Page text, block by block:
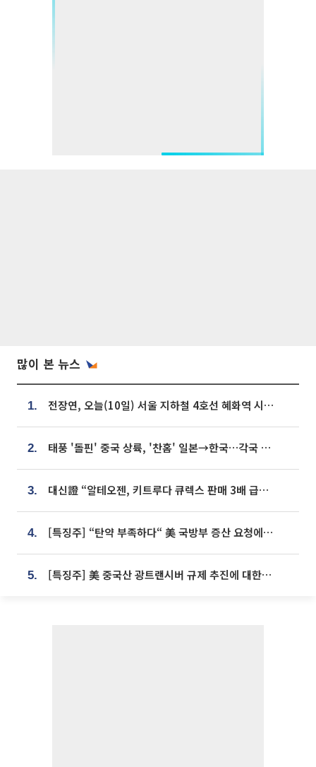
많이 본 뉴스
1. 전장연, 오늘(10일) 서울 지하철 4호선 혜화역 시위…1호선 용산역 무정차
2. 태풍 '돌핀' 중국 상륙, '찬홈' 일본→한국…각국 기상청 예상 경로는?
3. 대신證 “알테오젠, 키트루다 큐렉스 판매 3배 급증…목표가 41만원 상향”
4. [특징주] “탄약 부족하다“ 美 국방부 증산 요청에⋯국내 방산주 급등세
5. [특징주] 美 중국산 광트랜시버 규제 추진에 대한광통신 등 광통신株 강세